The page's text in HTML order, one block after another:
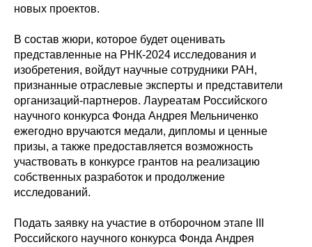
новых проектов.
В состав жюри, которое будет оценивать
представленные на РНК-2024 исследования и
изобретения, войдут научные сотрудники РАН,
признанные отраслевые эксперты и представители
организаций-партнеров. Лауреатам Российского
научного конкурса Фонда Андрея Мельниченко
ежегодно вручаются медали, дипломы и ценные
призы, а также предоставляется возможность
участвовать в конкурсе грантов на реализацию
собственных разработок и продолжение
исследований.
Подать заявку на участие в отборочном этапе III
Российского научного конкурса Фонда Андрея